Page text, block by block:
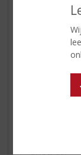
BIER VAN
SPIRIT
EXCLUSIEF